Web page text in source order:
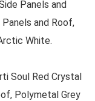
Panels and
and Roof,
White.
Soul Red Crystal
Polymetal Grey